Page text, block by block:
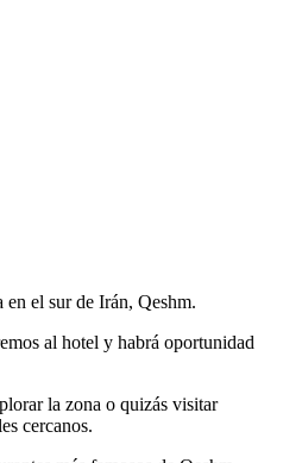
el sur de Irán, Qeshm.
al hotel y habrá oportunidad
la zona o quizás visitar
cercanos.